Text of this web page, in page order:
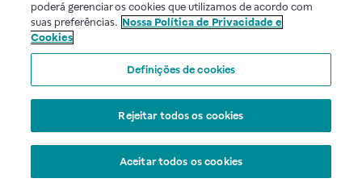
poderá gerenciar os cookies que utilizamos de acordo com
suas preferências. Nossa Política de Privacidade e
Cookies
Definições de cookies
Rejeitar todos os cookies
Aceitar todos os cookies